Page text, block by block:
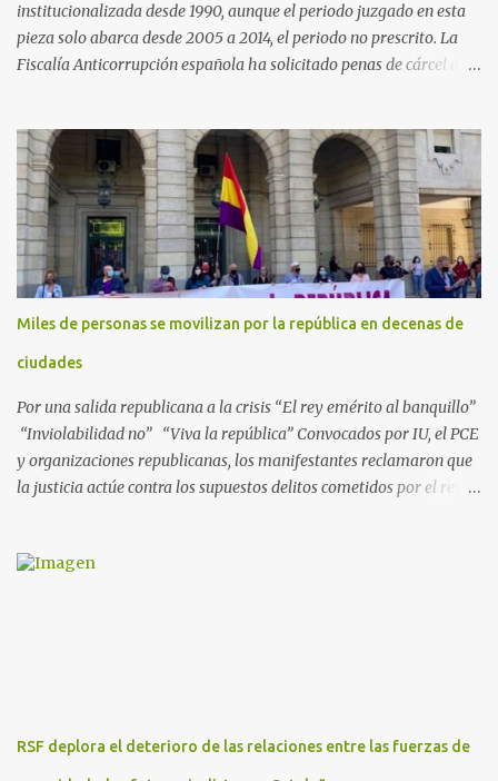
institucionalizada desde 1990, aunque el periodo juzgado en esta
pieza solo abarca desde 2005 a 2014, el periodo no prescrito. La
Fiscalía Anticorrupción española ha solicitado penas de cárcel de
Arabia Saudita a través de la empresa pública española Defex,
disuelta. El fiscal Conrado Saiz describe en su escrito de
conclusiones cómo la empresa pública Defex pagó comisiones
ilegales a diversas autoridades del régimen árabe entre 2005 y
2014, para obtener a cambio la materialización de los contratos. El
Ministerio Público lleva a cabo esta acusación en una de las piezas
separadas del llamado 'caso Defex', que investiga once ventas
ejecutadas en este periodo, y atribuye a José Ignacio Encinas
Charro, presidente de la compañía pública hasta 2013, los
Miles de personas se movilizan por la república en decenas de
ciudades
Por una salida republicana a la crisis “El rey emérito al banquillo”
“Inviolabilidad no” “Viva la república” Convocados por IU, el PCE
y organizaciones republicanas, los manifestantes reclamaron que
la justicia actúe contra los supuestos delitos cometidos por el rey
planificó en verano esta convocatoria como reacción a los
anticorrupción de los estados español y helvético ya están
RSF deplora el deterioro de las relaciones entre las fuerzas de